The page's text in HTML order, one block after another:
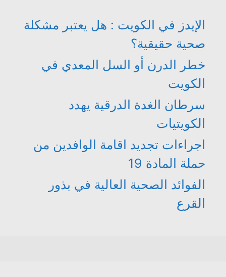
الإيدز في الكويت : هل يعتبر مشكلة
صحية حقيقية؟
خطر الدرن أو السل المعدي في
الكويت
سرطان الغدة الدرقية يهدد
الكويتيات
اجراءات تجديد اقامة الوافدين من
حملة المادة 19
الفوائد الصحية العالية في بذور
القرع